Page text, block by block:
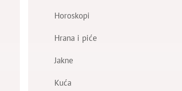
Horoskopi
Hrana i piće
Jakne
Kuća